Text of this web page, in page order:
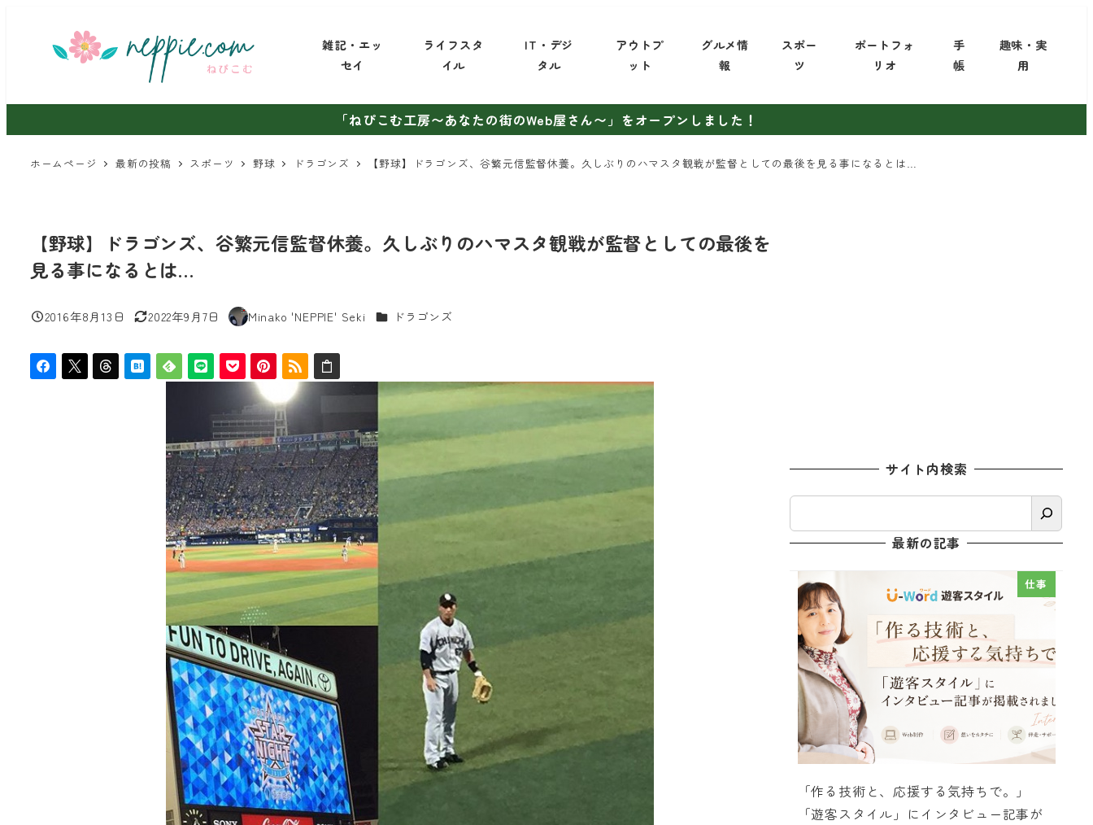
ン
テ
雑記・エッ
セイ
ライフスタ
イル
IT・デジ
タル
アウトプ
ット
グルメ情
報
スポー
ツ
ポートフォ
リオ
手
帳
趣味・実
用
「ねぴこむ工房〜あなたの街のWeb屋さん〜」をオープンしました！
ホームページ 最新の投稿 スポーツ 野球 ドラゴンズ 【野球】ドラゴンズ、谷繁元信監督休養。久しぶりのハマスタ観戦が監督としての最後を見る事になるとは…
【野球】ドラゴンズ、谷繁元信監督休養。久しぶりのハマスタ観戦が監督としての最後を
見る事になるとは…
投稿日
2016年8月13日
更新日
2022年9月7日
著
Minako 'NEPPIE' Seki カテゴリー
ドラゴンズ
サイト内検索
索
最新の記事
仕事
「作る技術と、応援する気持ちで。」
「遊客スタイル」にインタビュー記事が